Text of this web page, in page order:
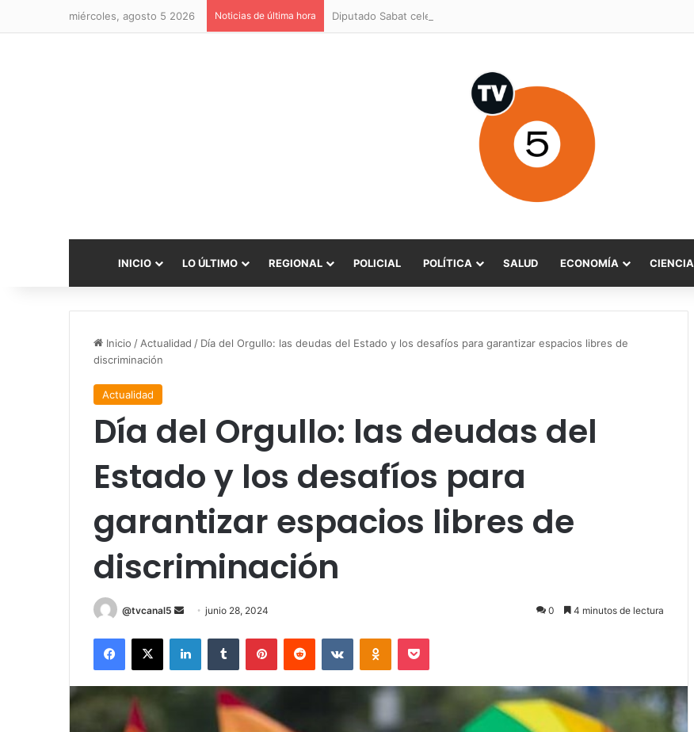
miércoles, agosto 5 2026 Noticias de última hora
INICIO LO ÚLTIMO REGIONAL POLICIAL POLÍTICA SALUD ECONOMÍA CIENCIA
Inicio / Actualidad / Día del Orgullo: las deudas del Estado y los desafíos para garantizar espacios libres de
discriminación
Actualidad
Día del Orgullo: las deudas del
Estado y los desafíos para
garantizar espacios libres de
discriminación
@tvcanal5
Send
email
junio 28, 2024 0 4 minutos de lectura
Facebook
X LinkedInTumblr PinterestReddit VKontakteOdnoklassniki
Pocket